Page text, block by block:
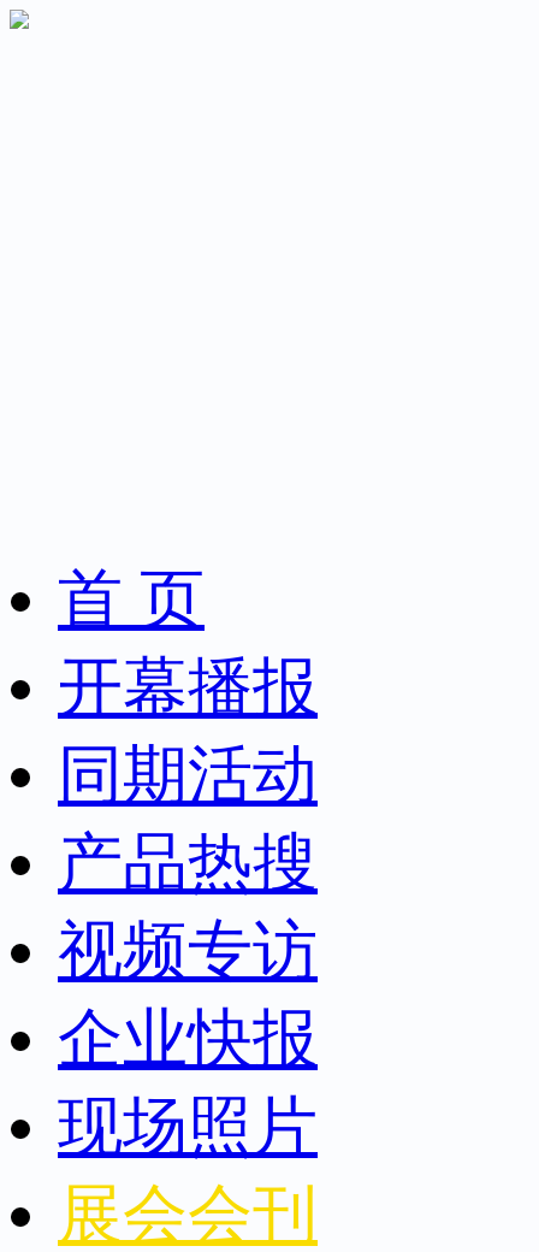
首 页
开幕播报
同期活动
产品热搜
视频专访
企业快报
现场照片
展会会刊